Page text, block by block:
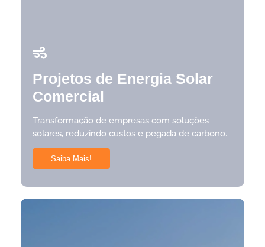
Projetos de Energia Solar
Comercial
Transformação de empresas com soluções
solares, reduzindo custos e pegada de carbono.
Saiba Mais!